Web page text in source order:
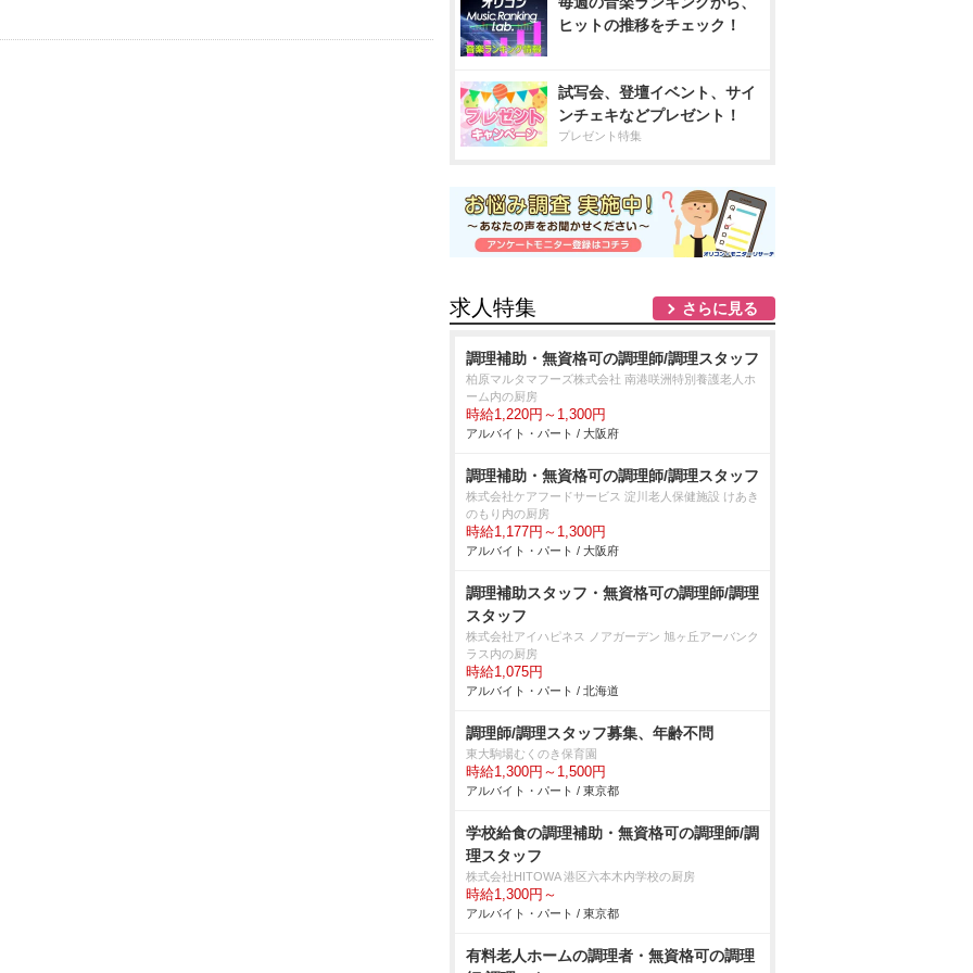
ヒットの推移をチェック！
試写会、登壇イベント、サイ
ンチェキなどプレゼント！
プレゼント特集
求人特集 さらに見る
調理補助・無資格可の調理師/調理スタッフ
柏原マルタマフーズ株式会社 南港咲洲特別養護老人ホ
ーム内の厨房
時給1,220円～1,300円
アルバイト・パート / 大阪府
調理補助・無資格可の調理師/調理スタッフ
株式会社ケアフードサービス 淀川老人保健施設 けあき
のもり内の厨房
時給1,177円～1,300円
アルバイト・パート / 大阪府
調理補助スタッフ・無資格可の調理師/調理
スタッフ
株式会社アイハピネス ノアガーデン 旭ヶ丘アーバンク
ラス内の厨房
時給1,075円
アルバイト・パート / 北海道
調理師/調理スタッフ募集、年齢不問
東大駒場むくのき保育園
時給1,300円～1,500円
アルバイト・パート / 東京都
学校給食の調理補助・無資格可の調理師/調
理スタッフ
株式会社HITOWA 港区六本木内学校の厨房
時給1,300円～
アルバイト・パート / 東京都
有料老人ホームの調理者・無資格可の調理